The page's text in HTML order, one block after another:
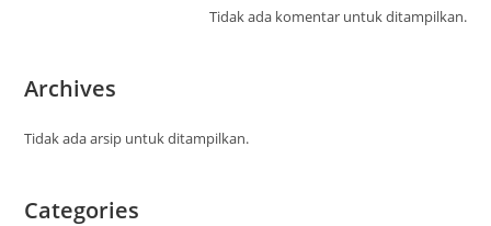
Tidak ada komentar untuk ditampilkan.
Archives
Tidak ada arsip untuk ditampilkan.
Categories